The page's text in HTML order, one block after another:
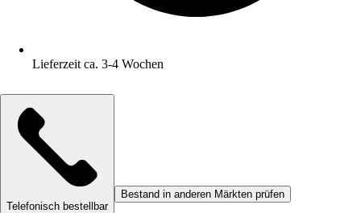
Lieferzeit ca. 3-4 Wochen
Telefonisch bestellbar
Bestand in anderen Märkten prüfen